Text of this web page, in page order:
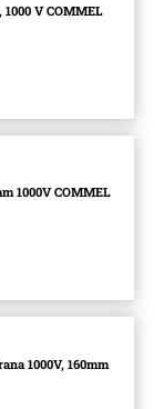
V COMMEL
1000V COMMEL
1000V, 160mm